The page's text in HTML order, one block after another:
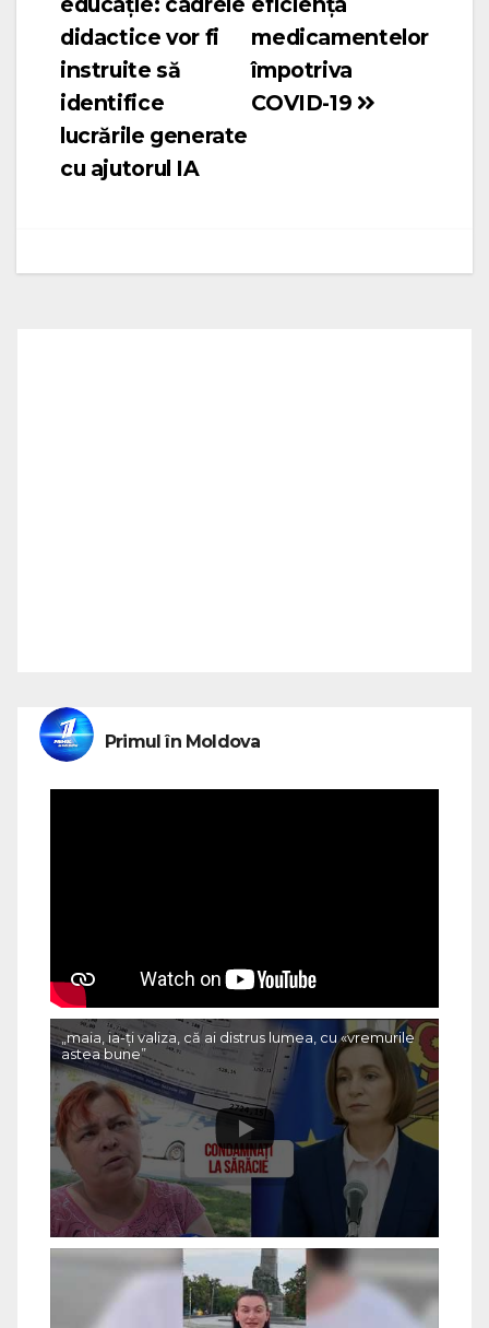
medicamentelor
împotriva
COVID-19
didactice vor fi
instruite să
identifice
lucrările generate
cu ajutorul IA
Primul în Moldova
„maia, ia-ți valiza, că ai distrus lumea, cu «vremurile
astea bune”